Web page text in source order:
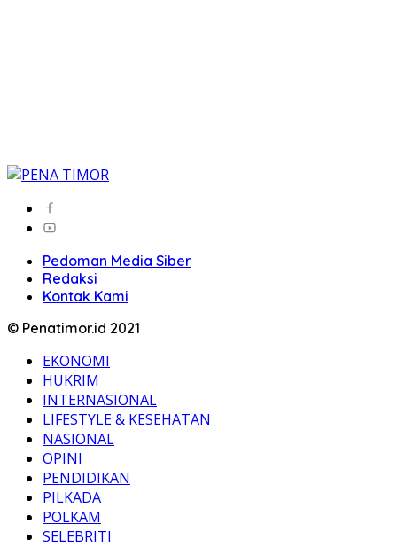
Pedoman Media Siber
Redaksi
Kontak Kami
© Penatimor.id 2021
EKONOMI
HUKRIM
INTERNASIONAL
LIFESTYLE & KESEHATAN
NASIONAL
OPINI
PENDIDIKAN
PILKADA
POLKAM
SELEBRITI